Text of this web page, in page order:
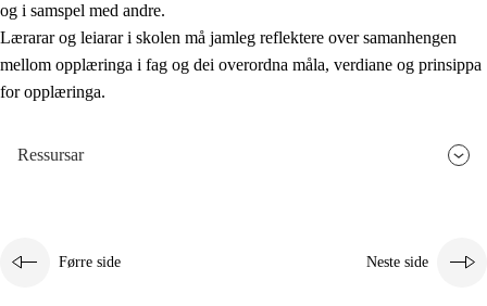
og i samspel med andre.
Lærarar og leiarar i skolen må jamleg reflektere over samanhengen
mellom opplæringa i fag og dei overordna måla, verdiane og prinsippa
for opplæringa.
Ressursar
Førre side Neste side